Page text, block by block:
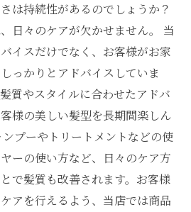
は持続性があるのでしょうか？
日々のケアが欠かせません。 当
イスだけでなく、お客様がお家
っかりとアドバイスしていま
質やスタイルに合わせたアドバ
様の美しい髪型を長期間楽しん
プーやトリートメントなどの使
ーの使い方など、日々のケア方
で髪質も改善されます。お客様
アを行えるよう、当店では商品